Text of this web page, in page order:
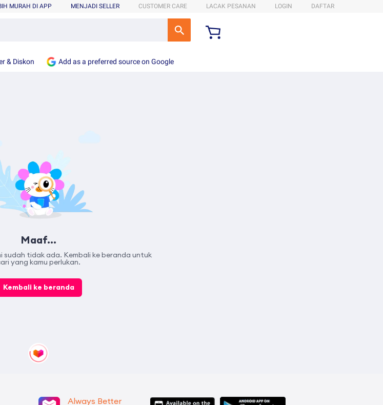
MURAH DI APP MENJADI SELLER CUSTOMER CARE LACAK PESANAN LOGIN DAFTAR
& Diskon Add as a preferred source on Google
Maaf...
sudah tidak ada. Kembali ke beranda untuk
yang kamu perlukan.
Kembali ke beranda
Always Better